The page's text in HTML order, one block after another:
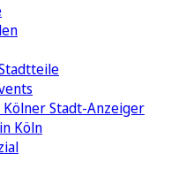
Kölner Stadt-Anzeiger
Köln